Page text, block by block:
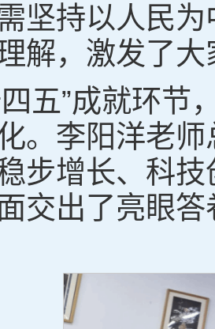
坚持以人民
解，激发了
四五”成就环节
。李阳洋老
步增长、科
交出了亮眼